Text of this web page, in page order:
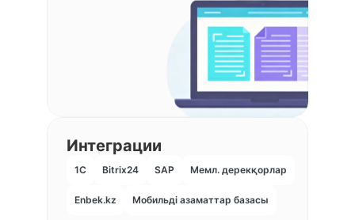
Интеграции
1С Bitrix24 SAP Мемл. дерекқорлар
Enbek.kz Мобильді азаматтар базасы